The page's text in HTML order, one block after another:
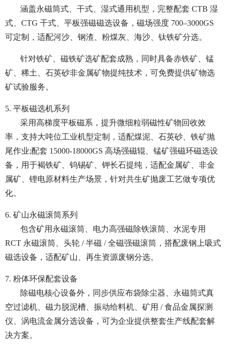
涵盖永磁筒式、干式、湿式通用机型，完整配套 CTB 湿
式、CTG 干式、平板强磁磁选设备，磁场强度 700–3000GS
可定制，适配河沙、钢渣、粉煤灰、海沙、钛铁矿分选。
针对铁矿、磁铁矿选矿配套成熟，同时具备赤铁矿、锰
矿、稀土、石英砂非金属矿物提纯技术，可免费提供矿物选
矿试验服务。
5. 平板磁选机系列
采用高梯度平板磁系，提升微细粒弱磁性矿物回收效
率，支持大吨位工业机型定制，适配煤泥、石英砂、铁矿抛
尾作业;配套 15000-18000GS 高场强磁辊、锰矿强磁环磁选设
备，用于褐铁矿、钨锡矿、钾长石提纯，适配金属矿、非金
属矿、锂电原材料生产场景，针对共生矿抛废工艺做专项优
化。
6. 矿山永磁滚筒系列
包含矿用永磁滚筒、电力高强磁除铁滚筒、水泥专用
RCT 永磁滚筒、头轮 / 半磁 / 全磁强磁滚筒，搭配废钢上吸式
磁选设备，适配矿山、再生资源废钢分选。
7. 粉体环保配套设备
除磁电核心设备外，同步供应布袋除尘器、永磁筒式真
空过滤机、磁力脱泥槽、振动给料机、矿用 / 食品金属探测
仪、涡电流金属分选设备，可为企业提供整套生产线配套解
决方案。